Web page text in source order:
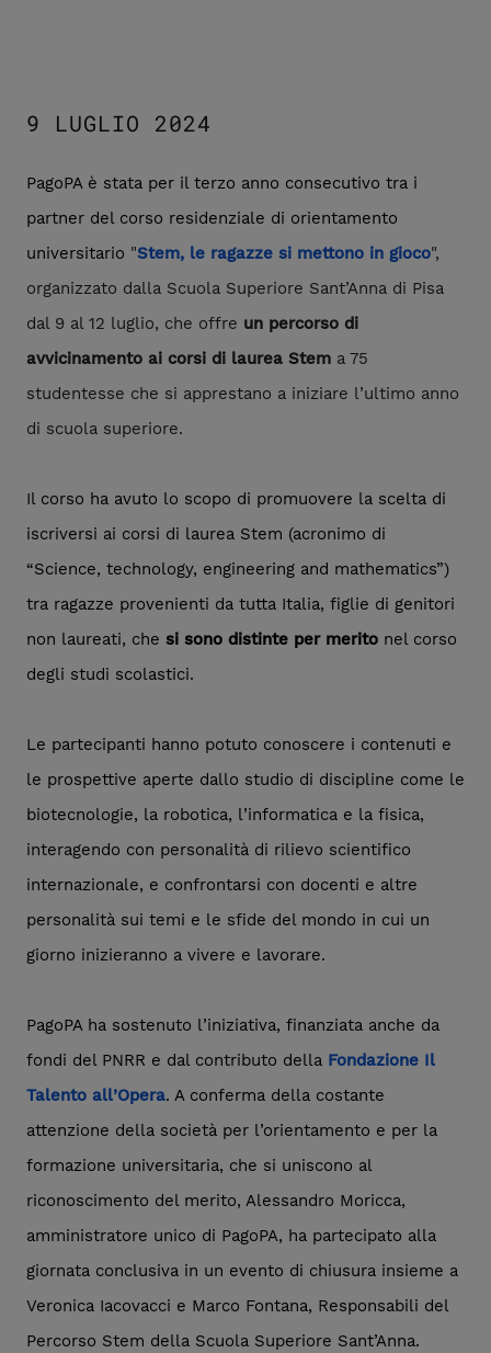
9 LUGLIO 2024
PagoPA è stata per il terzo anno consecutivo tra i
partner del corso residenziale di orientamento
universitario "Stem, le ragazze si mettono in gioco",
organizzato dalla Scuola Superiore Sant’Anna di Pisa
dal 9 al 12 luglio, che offre un percorso di
avvicinamento ai corsi di laurea Stem a 75
studentesse che si apprestano a iniziare l’ultimo anno
di scuola superiore.
Il corso ha avuto lo scopo di promuovere la scelta di
iscriversi ai corsi di laurea Stem (acronimo di
“Science, technology, engineering and mathematics”)
tra ragazze provenienti da tutta Italia, figlie di genitori
non laureati, che si sono distinte per merito nel corso
degli studi scolastici.
Le partecipanti hanno potuto conoscere i contenuti e
le prospettive aperte dallo studio di discipline come le
biotecnologie, la robotica, l’informatica e la fisica,
interagendo con personalità di rilievo scientifico
internazionale, e confrontarsi con docenti e altre
personalità sui temi e le sfide del mondo in cui un
giorno inizieranno a vivere e lavorare.
PagoPA ha sostenuto l’iniziativa, finanziata anche da
fondi del PNRR e dal contributo della Fondazione Il
Talento all’Opera. A conferma della costante
attenzione della società per l’orientamento e per la
formazione universitaria, che si uniscono al
riconoscimento del merito, Alessandro Moricca,
amministratore unico di PagoPA, ha partecipato alla
giornata conclusiva in un evento di chiusura insieme a
Veronica Iacovacci e Marco Fontana, Responsabili del
Percorso Stem della Scuola Superiore Sant’Anna.